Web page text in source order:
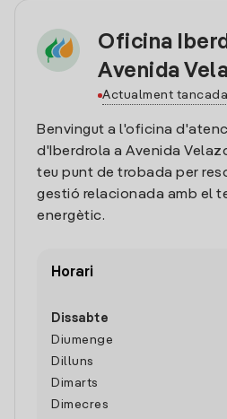
Oficina
Avenida
Actualment tancada
Benvingut a l'oficina
d'Iberdrola a Avenida
teu punt de trobada per
gestió relacionada amb el
energètic.
Horari
Dissabte
Diumenge
Dilluns
Dimarts
Dimecres